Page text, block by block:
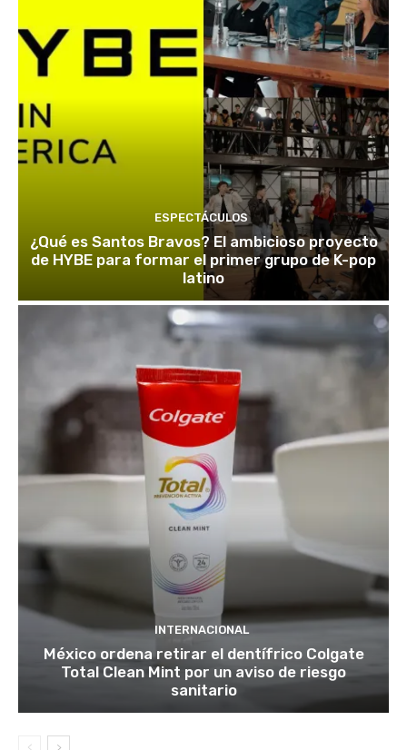
ESPECTÁCULOS
¿Qué es Santos Bravos? El ambicioso proyecto
de HYBE para formar el primer grupo de K-pop
latino
INTERNACIONAL
México ordena retirar el dentífrico Colgate
Total Clean Mint por un aviso de riesgo
sanitario